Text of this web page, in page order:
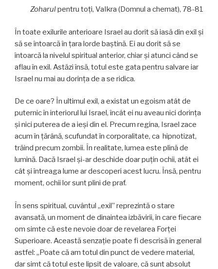
Zoharulpentru toți, VaIkra (Domnul a chemat), 78-81
În toate exilurile anterioare Israel au dorit să iasă din exil și
să se întoarcă în țara lorde baştină. Ei au dorit să se
întoarcă la nivelul spiritual anterior, chiar și atunci când se
aflau în exil. Astăzi însă, totul este gata pentru salvare iar
Israel nu mai au dorința de a se ridica.
De ce oare? În ultimul exil, a existat un egoism atât de
puternic în interiorul lui Israel, încât ei nu aveau nici dorința
și nici puterea de a ieși din el. Precum regina, Israel zace
acum în țărână, scufundat în corporalitate, ca hipnotizat,
trăind precum zombii. În realitate, lumea este plină de
lumină. Dacă Israel și-ar deschide doar puțin ochii, atât ei
cât și întreaga lume ar descoperi acest lucru. Însă, pentru
moment, ochii lor sunt plini de praf.
În sens spiritual, cuvântul „exil” reprezintă o stare
avansată, un moment de dinaintea izbăvirii, în care fiecare
om simte că este nevoie doar de revelarea Forței
Superioare. Această senzație poate fi descrisă în general
astfel: „Poate că am totul din punct de vedere material,
dar simt că totul este lipsit de valoare, că sunt absolut